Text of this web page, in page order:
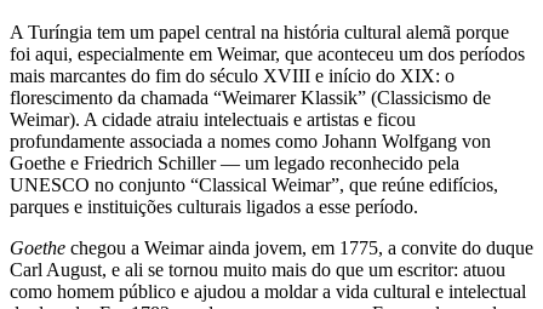
A Turíngia tem um papel central na história cultural alemã porque
foi aqui, especialmente em Weimar, que aconteceu um dos períodos
mais marcantes do fim do século XVIII e início do XIX: o
florescimento da chamada “Weimarer Klassik” (Classicismo de
Weimar). A cidade atraiu intelectuais e artistas e ficou
profundamente associada a nomes como Johann Wolfgang von
Goethe e Friedrich Schiller — um legado reconhecido pela
UNESCO no conjunto “Classical Weimar”, que reúne edifícios,
parques e instituições culturais ligados a esse período.
Goethe chegou a Weimar ainda jovem, em 1775, a convite do duque
Carl August, e ali se tornou muito mais do que um escritor: atuou
como homem público e ajudou a moldar a vida cultural e intelectual